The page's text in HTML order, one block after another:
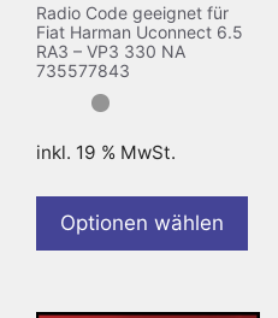
Radio Code geeignet für
Fiat Harman Uconnect 6.5
RA3 – VP3 330 NA
735577843
inkl. 19 % MwSt.
Optionen wählen